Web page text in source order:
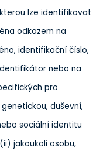
lze identifikovat
odkazem na
identifikační číslo,
nebo na
pro
duševní,
sociální identitu
jakoukoli osobu,